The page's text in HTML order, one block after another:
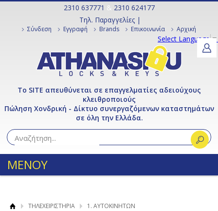
2310 637771 & 2310 624177
Τηλ. Παραγγελίες |
Σύνδεση Εγγραφή Brands Επικοινωνία Αρχική
Select Language▼
Το SITE απευθύνεται σε επαγγελματίες αδειούχους
κλειθροποιούς
Πώληση Χονδρική - Δίκτυο συνεργαζόμενων καταστημάτων
σε όλη την Ελλάδα.
ΜΕΝΟΥ
ΤΗΛΕΧΕΙΡΙΣΤΗΡΙΑ
1. ΑΥΤΟΚΙΝΗΤΩΝ